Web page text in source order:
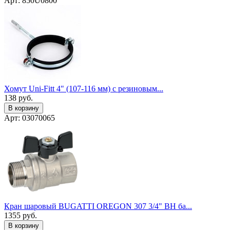
Хомут Uni-Fitt 4" (107-116 мм) с резиновым...
138 руб.
В корзину
Арт: 03070065
Кран шаровый BUGATTI OREGON 307 3/4" ВН ба...
1355 руб.
В корзину